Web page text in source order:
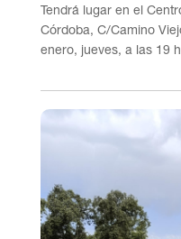
Tendrá lugar en el
Córdoba, C/Camino
enero, jueves, a las 19